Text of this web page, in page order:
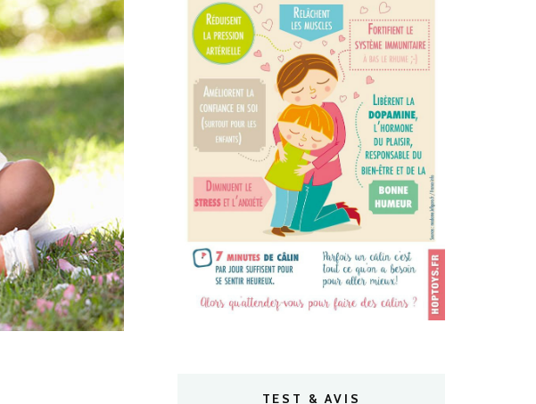
TEST & AVIS